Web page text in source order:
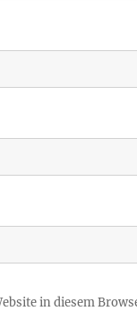
in diesem